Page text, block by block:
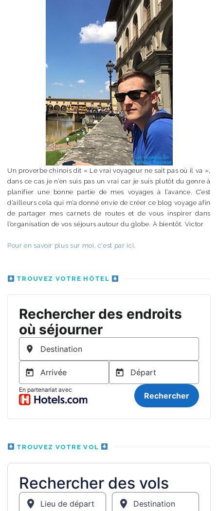
Un proverbe chinois dit « Le vrai voyageur ne sait pas où il va »,
dans ce cas je n’en suis pas un vrai car je suis plutôt du genre à
planifier une bonne partie de mes voyages à l’avance. C’est
d’ailleurs cela qui m’a donné envie de créer ce blog voyage afin
de partager mes carnets de routes et de vous inspirer dans
l’organisation de vos séjours autour du globe. À bientôt. Victor
Pour en savoir plus sur moi, c'est par ici.
TROUVEZ VOTRE HÔTEL
TROUVEZ VOTRE VOL